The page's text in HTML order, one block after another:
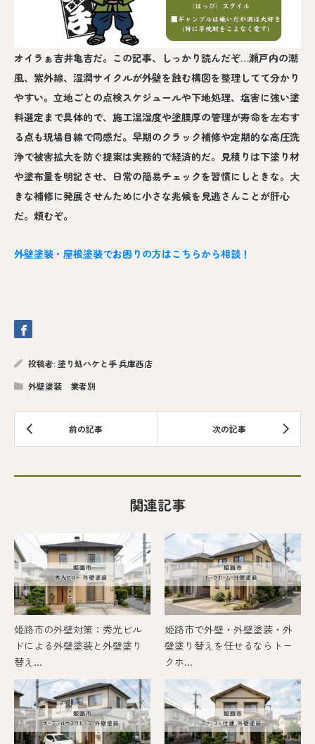
オイラぁ吉井亀吉だ。この記事、しっかり読んだぞ…瀬戸内の潮
風、紫外線、湿潤サイクルが外壁を蝕む構図を整理してて分かり
やすい。立地ごとの点検スケジュールや下地処理、塩害に強い塗
料選定まで具体的で、施工温湿度や塗膜厚の管理が寿命を左右す
る点も現場目線で同感だ。早期のクラック補修や定期的な高圧洗
浄で被害拡大を防ぐ提案は実務的で経済的だ。見積りは下塗り材
や塗布量を明記させ、日常の簡易チェックを習慣にしときな。大
きな補修に発展させんために小さな兆候を見逃さんことが肝心
だ。頼むぞ。
外壁塗装・屋根塗装でお困りの方はこちらから相談！
投稿者: 塗り処ハケと手 兵庫西店
外壁塗装 業者別
関連記事
姫路市の外壁対策：秀光ビル
ドによる外壁塗装と外壁塗り
替え...
姫路市で外壁・外壁塗装・外
壁塗り替えを任せるならトー
クホ...